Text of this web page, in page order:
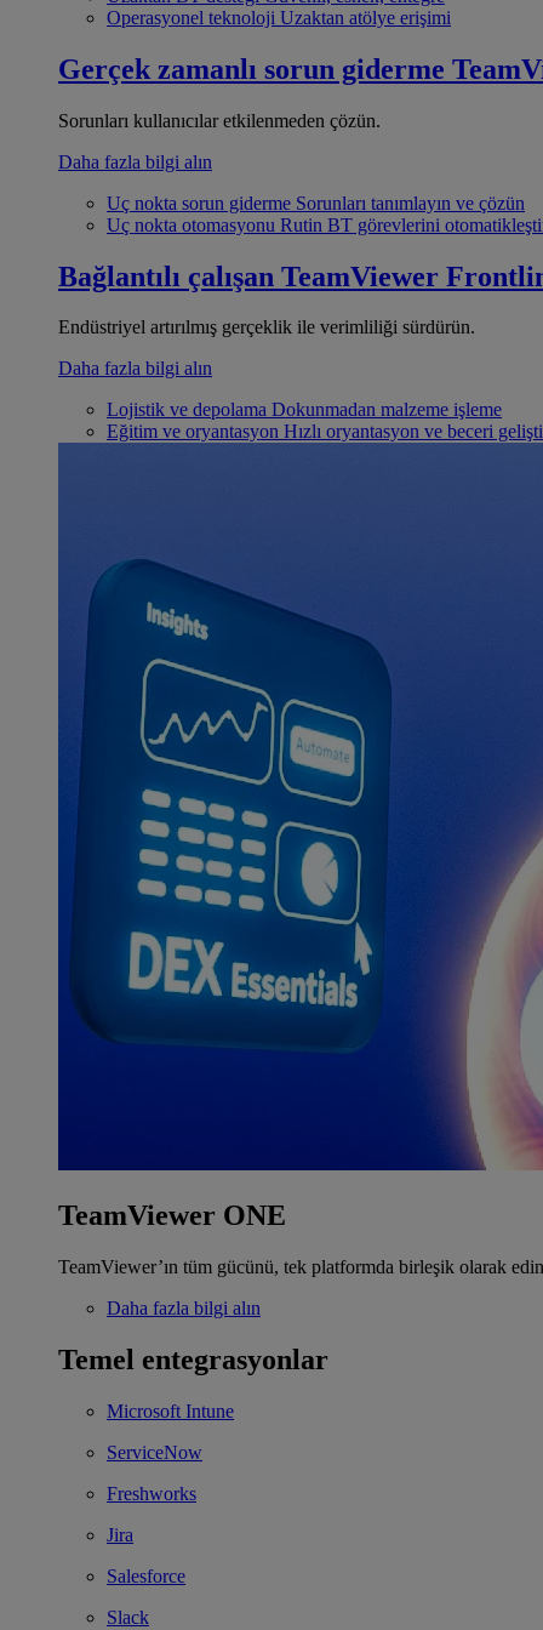
Operasyonel teknoloji Uzaktan atölye erişimi
Gerçek zamanlı sorun giderme
Sorunları kullanıcılar etkilenmeden çözün.
Daha fazla bilgi alın
Uç nokta sorun giderme Sorunları tanımlayın ve çözün
Uç nokta otomasyonu Rutin BT görevlerini
Bağlantılı çalışan TeamViewer
Endüstriyel artırılmış gerçeklik ile verimliliği sürdürün.
Daha fazla bilgi alın
Lojistik ve depolama Dokunmadan malzeme işleme
Eğitim ve oryantasyon Hızlı oryantasyon ve beceri
TeamViewer ONE
TeamViewer’ın tüm gücünü, tek platformda birleşik olarak
Daha fazla bilgi alın
Temel entegrasyonlar
Microsoft Intune
ServiceNow
Freshworks
Jira
Salesforce
Slack